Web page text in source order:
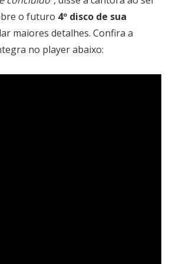
o futuro 4º disco de sua
maiores detalhes. Confira a
no player abaixo: